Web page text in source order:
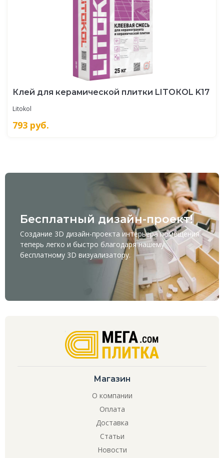
Клей для керамической плитки LITOКOL K17
Litokol
793 руб.
Бесплатный дизайн-проект!
Создание 3D дизайн-проекта интерьера помещения
теперь легко и быстро благодаря нашему
бесплатному 3D визуализатору.
Магазин
О компании
Оплата
Доставка
Статьи
Новости